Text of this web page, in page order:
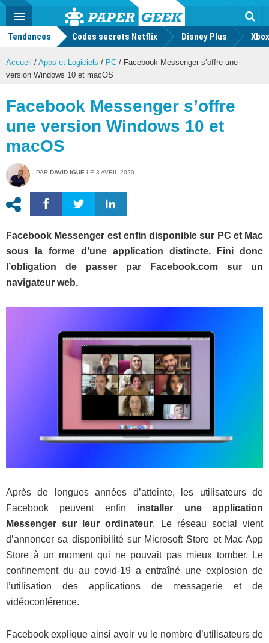
Actu
geek
MENU
Tendances Codes secrets Netflix Disney Plus
Accueil / Apps et Logiciels / PC / Facebook Messenger s’offre une
version Windows 10 et macOS
Facebook Messenger s’offre
une version Windows 10 et
macOS
PAR DAVID IGUE LE 3 AVRIL 2020
Facebook Messenger est enfin disponible sur PC et Mac
sous la forme d’une application distincte. Fini donc
l’obligation de passer par Facebook.com sur un
navigateur web.
Après de longues années d’atteinte, les utilisateurs de
Facebook peuvent enfin installer une application
Messenger sur leur ordinateur. Le réseau social vient
d’annoncer sa disponibilité sur Microsoft Store et Mac App
Store à un moment qui ne pouvait pas mieux tomber. Le
confinement du au covid-19 a entraîné une explosion de
l’utilisation des applications de messagerie et de
vidéoconférence.
Facebook explique ainsi avoir vu le nombre d’utilisateurs de
Mode
FacebookTwitter Youtube